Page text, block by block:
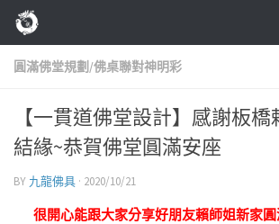
Skip to content
圓滿佛堂規劃/佛桌聯對神明彩
【一貫道佛堂設計】感謝板
結緣~恭賀佛堂圓滿安座
BY 九龍佛具 · 2020/10/21
很開心能跟大家分享好朋友賴師姐新家圓